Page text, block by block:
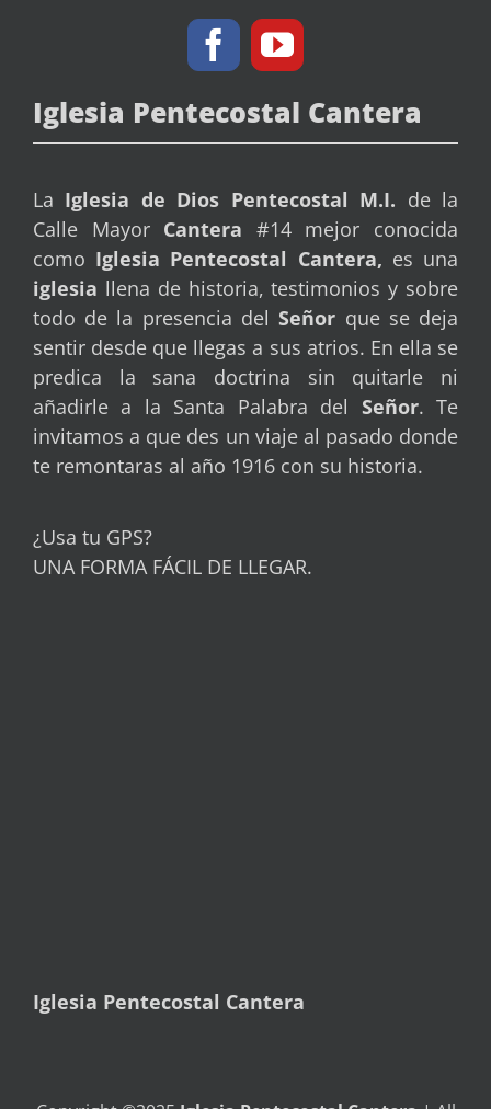
Iglesia Pentecostal Cantera
La Iglesia de Dios Pentecostal M.I. de la
Calle Mayor Cantera #14 mejor conocida
como Iglesia Pentecostal Cantera, es una
iglesia llena de historia, testimonios y sobre
todo de la presencia delSeñor que se deja
sentir desde que llegas a sus atrios. En ella se
predica la sana doctrina sin quitarle ni
añadirle a la Santa Palabra del Señor. Te
invitamos a que des un viaje al pasado donde
te remontaras al año 1916 con su historia.
¿Usa tu GPS?
UNA FORMA FÁCIL DE LLEGAR.
Iglesia Pentecostal Cantera